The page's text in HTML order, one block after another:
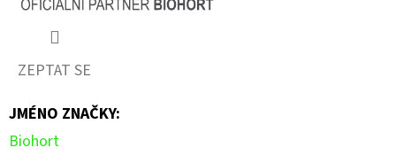
ZEPTAT SE
JMÉNO ZNAČKY:
Biohort